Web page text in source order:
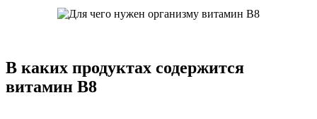
В каких продуктах содержится
витамин В8